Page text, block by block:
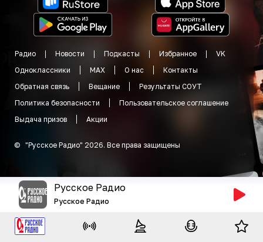
Радио Новости Подкасты Избранное
VK
Одноклассники
MAX О нас
Контакты
Обратная связь
Вещание
Результаты СОУТ
Политика безопасности
Пользовательское соглашение
Выдача призов
Акции
© "Русское Радио" 2026. Все права защищены
Русское Радио
Русское Радио